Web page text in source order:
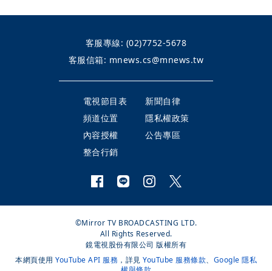
客服專線: (02)7752-5678
客服信箱: mnews.cs@mnews.tw
電視節目表
新聞自律
頻道位置
隱私權政策
內容授權
公告專區
整合行銷
©Mirror TV BROADCASTING LTD.
All Rights Reserved.
鏡電視股份有限公司 版權所有
本網頁使用 YouTube API 服務 ，詳見 YouTube 服務條款、 Google 隱私